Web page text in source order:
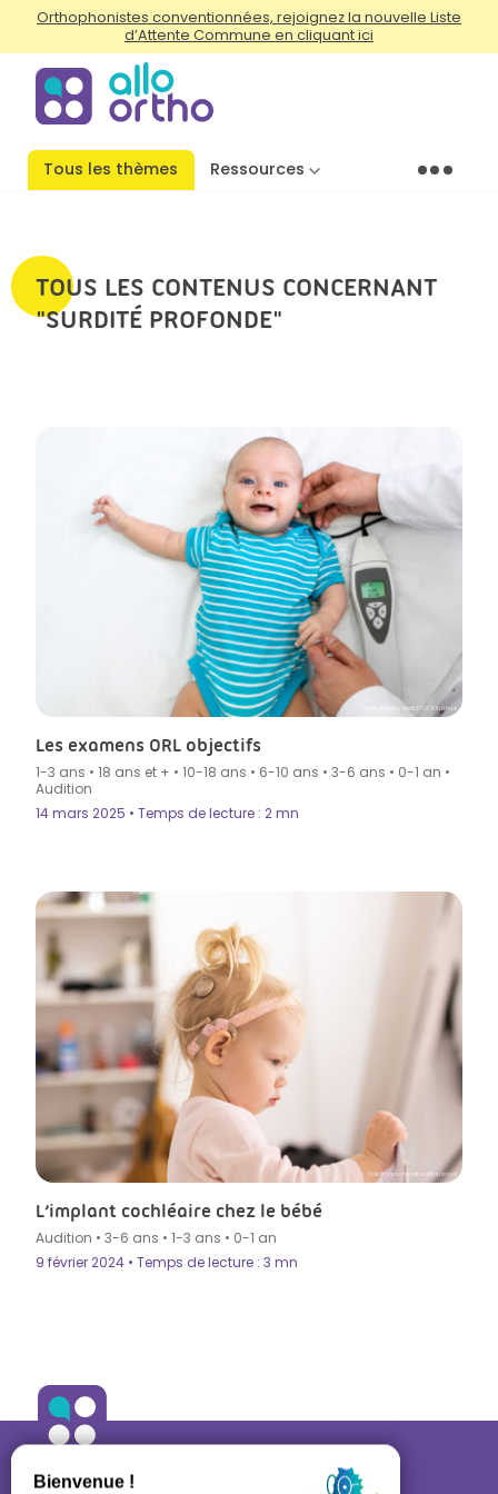
Orthophonistes conventionnées, rejoignez la nouvelle Liste
d’Attente Commune en cliquant ici
Tous les thèmes Ressources Menu
TOUS LES CONTENUS CONCERNANT
"SURDITÉ PROFONDE"
Crédit photo by peakSTOCK in Istock
Les examens ORL objectifs
1-3 ans • 18 ans et + • 10-18 ans • 6-10 ans • 3-6 ans • 0-1 an •
Audition
14 mars 2025 • Temps de lecture : 2 mn
Crédit photo by satura86 in Istock
L’implant cochléaire chez le bébé
Audition • 3-6 ans • 1-3 ans • 0-1 an
9 février 2024 • Temps de lecture : 3 mn